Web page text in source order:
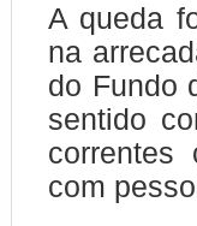
A queda
na
do Fundo
sentido
correntes
com